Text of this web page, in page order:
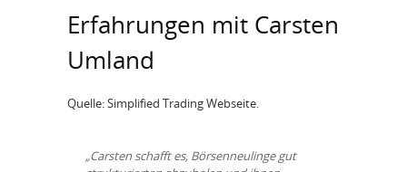
Erfahrungen mit Carsten
Umland
Quelle: Simplified Trading Webseite.
„Carsten schafft es, Börsenneulinge gut